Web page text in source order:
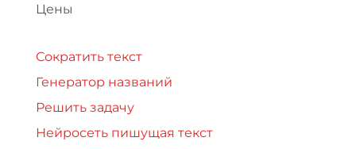
Цены
Сократить текст
Генератор названий
Решить задачу
Нейросеть пишущая текст